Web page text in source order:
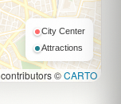
City Center
Attractions
contributors ©CARTO